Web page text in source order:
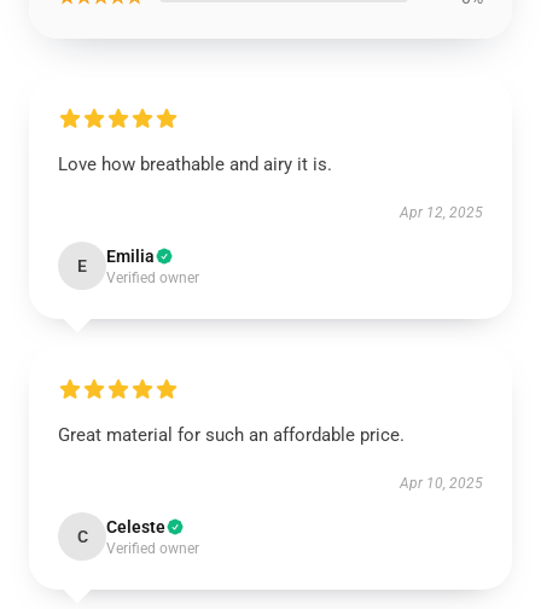
Love how breathable and airy it is.
Apr 12, 2025
E Emilia
Verified owner
Great material for such an affordable price.
Apr 10, 2025
C Celeste
Verified owner